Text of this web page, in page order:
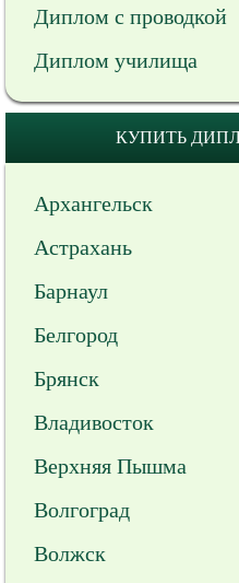
Диплом с проводкой
Диплом училища
КУПИТЬ
Архангельск
Астрахань
Барнаул
Белгород
Брянск
Владивосток
Верхняя Пышма
Волгоград
Волжск